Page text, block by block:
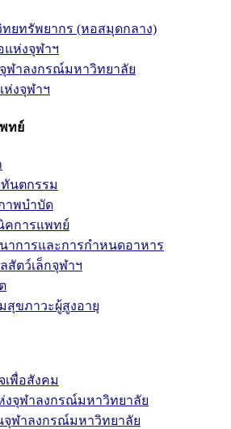
ยทรัพยากร (หอสมุดกลาง)
ห่งจุฬาฯ
ฬาลงกรณ์มหาวิทยาลัย
งจุฬาฯ
ทย์
นตกรรม
าพบำบัด
คการแพทย์
าการและการกำหนดอาหาร
สัตว์เล็กจุฬาฯ
สุขภาวะผู้สูงอายุ
พื่อสังคม
งจุฬาลงกรณ์มหาวิทยาลัย
จุฬาลงกรณ์มหาวิทยาลัย